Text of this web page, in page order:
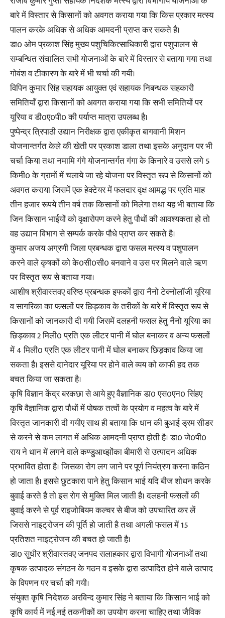
बारे में विस्तार से किसानों को अवगत कराया गया कि किस प्रकार मत्स्य
पालन करके अधिक से अधिक आमदनी प्राप्त कर सकते है।
डा0 ओम प्रकाश सिंह मुख्य पशुचिकित्साधिकारी द्वारा पशुपालन से
सम्बन्धित संचालित सभी योजनाओं के बारे में विस्तार से बताया गया तथा
गोवंश व टीकारण के बारे में भी चर्चा की गयी।
विपिन कुमार सिंह सहायक आयुक्त एवं सहायक निबन्धक सहकारी
समितियाँ द्वारा किसानों को अवगत कराया गया कि सभी समितियों पर
यूरिया व डी0ए0पी0 की पर्याप्त मात्रा उपलब्ध है।
पुष्पेन्द्र त्रिपाठी उद्यान निरीक्षक द्वारा एकीकृत बागवानी मिशन
योजनान्तर्गत केले की खेती पर प्रकाश डाला तथा इसके अनुदान पर भी
चर्चा किया तथा नमामि गंगे योजनान्तर्गत गंगा के किनारे व उससे लगे 5
किमी0 के ग्रामों में चलाये जा रहे योजना पर विस्तृत रूप से किसानों को
अवगत कराया जिसमें एक हेक्टेयर में फलदार वृक्ष आमद्ध पर प्रति माह
तीन हजार रूपये तीन वर्ष तक किसानों को मिलेगा तथा यह भी बताया कि
जिन किसान भाईयों को वृक्षारोपण करने हेतु पौधों की आवश्यकता हो तो
वह उद्यान विभाग से सम्पर्क करके पौधे प्राप्त कर सकते है।
कुमार अजय अग्रणी जिला प्रबन्धक द्वारा फसल मत्स्य व पशुपालन
करने वाले कृषकों को के0सी0सी0 बनवाने व उस पर मिलने वाले ऋण
पर विस्तृत रूप से बताया गया।
आशीष श्रीवास्तवए वरिष्ठ प्रबन्धक इफकों द्वारा नैनो टेक्नोलॉजी यूरिया
व सागरिका का फसलों पर छिड़काव के तरीकों के बारे में विस्तृत रूप से
किसानों को जानकारी दी गयी जिसमें दलहनी फसल हेतु नैनो यूरिया का
छिड़काव 2 मिली0 प्रति एक लीटर पानी में घोल बनाकर व अन्य फसलों
में 4 मिली0 प्रति एक लीटर पानी में घोल बनाकर छिड़काव किया जा
सकता है। इससे दानेदार यूरिया पर होने वाले व्यय को काफी हद तक
बचत किया जा सकता है।
कृषि विज्ञान केंद्र बरकछा से आये हुए वैज्ञानिक डा0 एस0एन0 सिंहए
कृषि वैज्ञानिक द्वारा पौधों में पोषक तत्वों के प्रयोग व महत्व के बारे में
विस्तृत जानकारी दी गयीए साथ ही बताया कि धान की बुआई ड्रम सीडर
से करने से कम लागत में अधिक आमदनी प्राप्त होती है। डा0 जे0पी0
राय ने धान में लगने वाले कण्डुआध्झोंका बीमारी से उत्पादन अधिक
प्रभावित होता है। जिसका रोग लग जाने पर पूर्ण नियंत्रण करना कठिन
हो जाता है। इससे छुटकारा पाने हेतु किसान भाई यदि बीज शोधन करके
बुवाई करते है तो इस रोग से मुक्ति मिल जाती है। दलहनी फसलों की
बुवाई करने से पूर्व राइजोबियम कल्चर से बीज को उपचारित कर लें
जिससे नाइट्रोजन की पूर्ति हो जाती है तथा अगली फसल में 15
प्रतिशत नाइट्रोजन की बचत हो जाती है।
डा0 सुधीर श्रीवास्तवए जनपद सलाहकार द्वारा विभागी योजनाओं तथा
कृषक उत्पादक संगठन के गठन व इसके द्वारा उत्पादित होने वाले उत्पाद
के विपणन पर चर्चा की गयी।
संयुक्त कृषि निदेशक अरविन्द कुमार सिंह ने बताया कि किसान भाई को
कृषि कार्य में नई.नई तकनीकों का उपयोग करना चाहिए तथा जैविक